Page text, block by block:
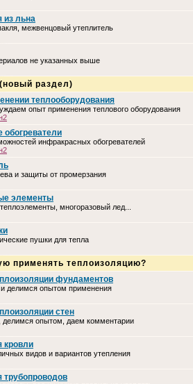
из льна
межвенцовый утеплитель
не указанных выше
раздел)
теплооборудования
опыт применения теплового оборудования
инфракрасных обогревателей
и защиты от промерзания
элементы
многоразовый лед...
пушки для тепла
применять теплоизоляцию?
фундаментов
делимся опытом применения
стен
опытом, даем комментарии
кровли
видов и вариантов утепления
трубопроводов